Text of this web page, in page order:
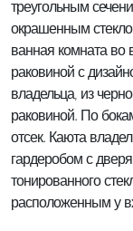
треугольным
окрашенным
ванная комната во
раковиной с
владельца, из
раковиной. По
отсек. Каюта
гардеробом с
тонированного
расположенным у